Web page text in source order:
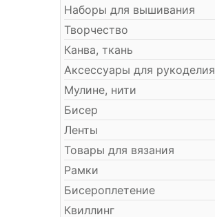
Наборы для вышивания
Творчество
Канва, ткань
Аксессуары для рукоделия
Мулине, нити
Бисер
Ленты
Товары для вязания
Рамки
Бисероплетение
Квиллинг